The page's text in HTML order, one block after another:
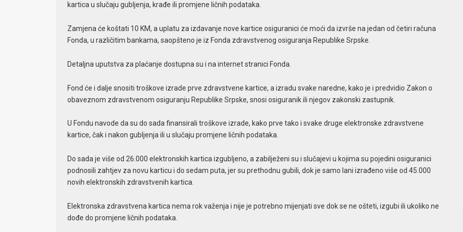
kartica u slučaju gubljenja, krađe ili promjene ličnih podataka.
Zamjena će koštati 10 KM, a uplatu za izdavanje nove kartice osiguranici će moći da izvrše na jedan od četiri računa
Fonda, u različitim bankama, saopšteno je iz Fonda zdravstvenog osiguranja Republike Srpske.
Detaljna uputstva za plaćanje dostupna su i na internet stranici Fonda.
Fond će i dalje snositi troškove izrade prve zdravstvene kartice, a izradu svake naredne, kako je i predvidio Zakon o
obaveznom zdravstvenom osiguranju Republike Srpske, snosi osiguranik ili njegov zakonski zastupnik.
U Fondu navode da su do sada finansirali troškove izrade, kako prve tako i svake druge elektronske zdravstvene
kartice, čak i nakon gubljenja ili u slučaju promjene ličnih podataka.
Do sada je više od 26.000 elektronskih kartica izgubljeno, a zabilježeni su i slučajevi u kojima su pojedini osiguranici
podnosili zahtjev za novu karticu i do sedam puta, jer su prethodnu gubili, dok je samo lani izrađeno više od 45.000
novih elektronskih zdravstvenih kartica.
Еlektronska zdravstvena kartica nema rok važenja i nije je potrebno mijenjati sve dok se ne ošteti, izgubi ili ukoliko ne
dođe do promjene ličnih podataka.